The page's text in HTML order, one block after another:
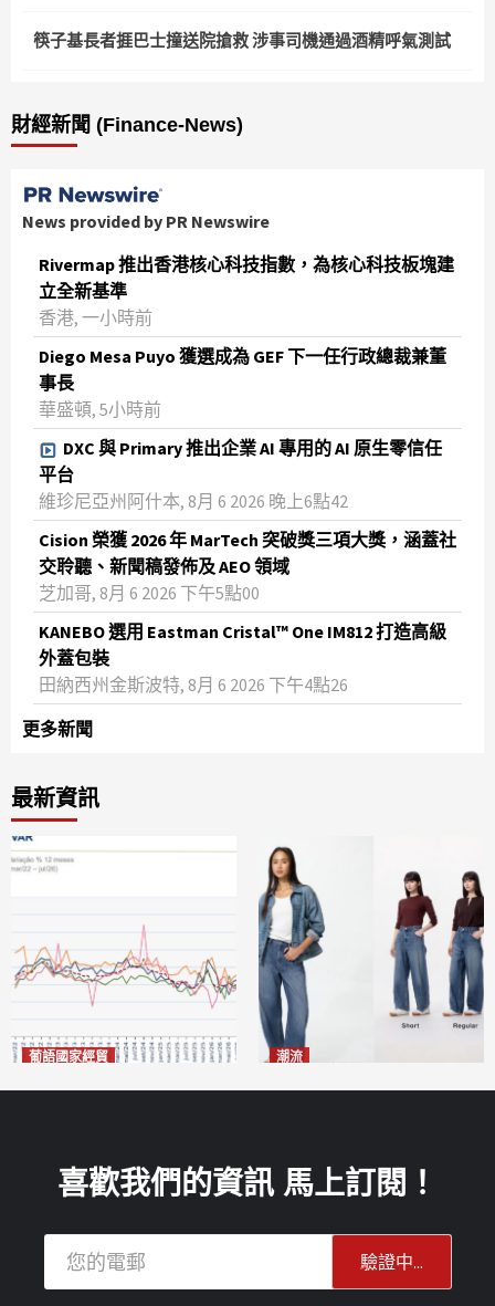
筷子基長者捱巴士撞送院搶救 涉事司機通過酒精呼氣測試
財經新聞 (Finance-News)
News provided by PR Newswire
Rivermap 推出香港核心科技指數，為核心科技板塊建
立全新基準
香港, 一小時前
Diego Mesa Puyo 獲選成為 GEF 下一任行政總裁兼董
事長
華盛頓, 5小時前
DXC 與 Primary 推出企業 AI 專用的 AI 原生零信任
平台
維珍尼亞州阿什本, 8月 6 2026 晚上6點42
Cision 榮獲 2026 年 MarTech 突破獎三項大獎，涵蓋社
交聆聽、新聞稿發佈及 AEO 領域
芝加哥, 8月 6 2026 下午5點00
KANEBO 選用 Eastman Cristal™ One IM812 打造高級
外蓋包裝
田納西州金斯波特, 8月 6 2026 下午4點26
更多新聞
最新資訊
葡語國家經貿 潮流
喜歡我們的資訊 馬上訂閱！